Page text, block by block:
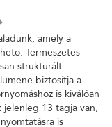
amely a
Természetes
strukturált
biztosítja a
is kiválóan
jelenleg 13 tagja van,
is